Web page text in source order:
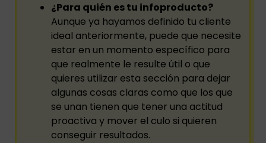
¿Para quién es tu infoproducto?
Aunque ya hayamos definido tu cliente
ideal anteriormente, puede que necesite
estar en un momento específico para
que realmente le resulte útil o que
quieres utilizar esta sección para dejar
algunas cosas claras como que los que
se unan tienen que tener una actitud
proactiva y mover el culo si quieren
conseguir resultados.